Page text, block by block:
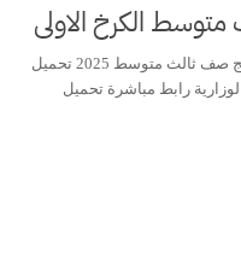
نتائج الثالث المتوسط 2025 الدور الثاني نتائج صف ثالث متوسط 2025 تحميل
ملف بي دي اف لنتائج الثالث المتوسط pdf الوزارية رابط مباشرة تحميل